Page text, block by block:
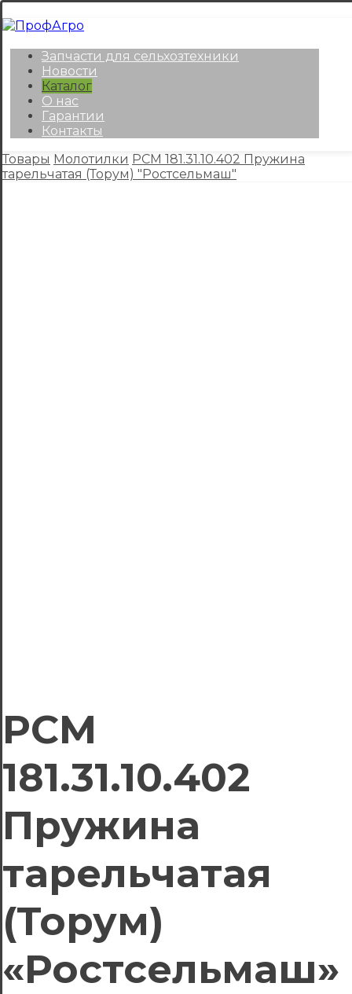
Запчасти для сельхозтехники
Новости
Каталог
О нас
Гарантии
Контакты
Товары Молотилки РСМ 181.31.10.402 Пружина
тарельчатая (Торум) "Ростсельмаш"
РСМ
181.31.10.402
Пружина
тарельчатая
(Торум)
«Ростсельмаш»